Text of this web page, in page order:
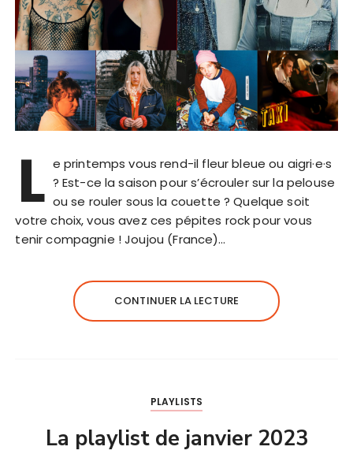
L e printemps vous rend-il fleur bleue ou aigri·e·s
? Est-ce la saison pour s’écrouler sur la pelouse
ou se rouler sous la couette ? Quelque soit
votre choix, vous avez ces pépites rock pour vous
tenir compagnie ! Joujou (France)…
CONTINUER LA LECTURE
PLAYLISTS
La playlist de janvier 2023